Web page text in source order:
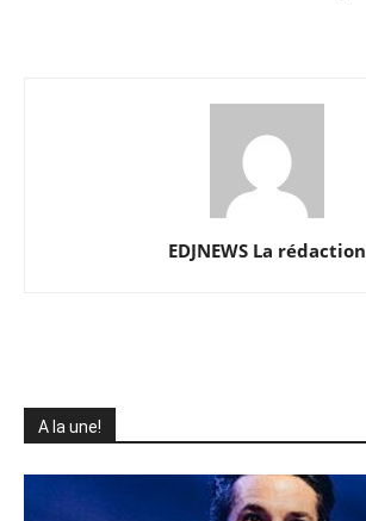
EDJNEWS La rédaction
A la une!